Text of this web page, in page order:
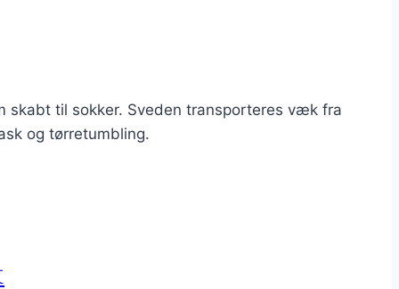
skabt til sokker. Sveden transporteres væk fra
og tørretumbling.